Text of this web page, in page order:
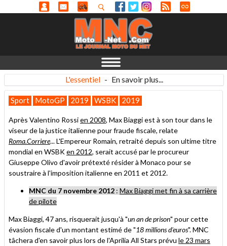
L'essentiel - En savoir plus...
Sport MotoGP 2019 WSBK 2019
Après Valentino Rossien 2008, Max Biaggi est à son tour dans le
viseur de la justice italienne pour fraude fiscale, relate
Roma.Corriere... L'Empereur Romain, retraité depuis son ultime titre
mondial en WSBKen 2012, serait accusé par le procureur
Giuseppe Olivo d'avoir prétexté résider à Monaco pour se
soustraire à l'imposition italienne en 2011 et 2012.
MNC du 7 novembre 2012 : Max Biaggi met fin à sa carrière
de pilote
Max Biaggi, 47 ans, risquerait jusqu'à "un an de prison" pour cette
évasion fiscale d'un montant estimé de "18 millions d'euros". MNC
tâchera d'en savoir plus lors de l'Aprilia All Stars prévu le 23 mars